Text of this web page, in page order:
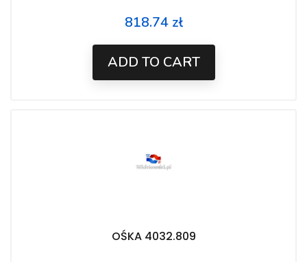
Price
818.74 zł
ADD TO CART
OŚKA 4032.809